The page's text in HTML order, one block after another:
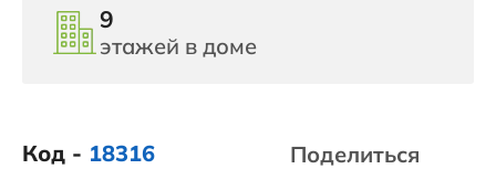
9
этажей в доме
Код - 18316 Поделиться